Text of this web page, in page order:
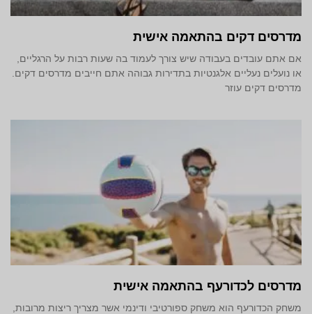
מדרסים דקים בהתאמה אישית
אם אתם עובדים בעבודה שיש צורך לעמוד בה שעות רבות על הרגליים,
או נועלים נעליים אלגנטיות בתדירות גבוהה אתם חייבים מדרסים דקים.
מדרסים דקים עוזר
מדרסים לכדורעף בהתאמה אישית
משחק הכדורעף הוא משחק ספורטיבי ודינמי אשר מצריך ריצות מרובות,